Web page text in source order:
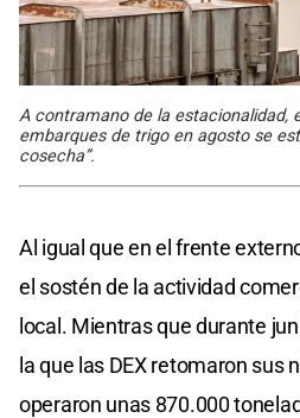
A contramano de la estacionalidad,
embarques de trigo en agosto se
cosecha”.
Al igual que en el frente
el sostén de la actividad
local. Mientras que durante
la que las DEX retomaron sus
operaron unas 870.000